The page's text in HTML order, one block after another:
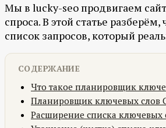
Мы в lucky-seo продвигаем
спроса. В этой статье
список запросов, который
СОДЕРЖАНИЕ
Что такое планировщик
Планировщик ключевых слов
Расширение списка ключевых